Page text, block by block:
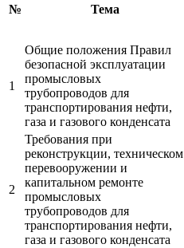
№ Тема
1
Общие положения Правил
безопасной эксплуатации
промысловых
трубопроводов для
транспортирования нефти,
газа и газового конденсата
2
Требования при
реконструкции, техническом
перевооружении и
капитальном ремонте
промысловых
трубопроводов для
транспортирования нефти,
газа и газового конденсата